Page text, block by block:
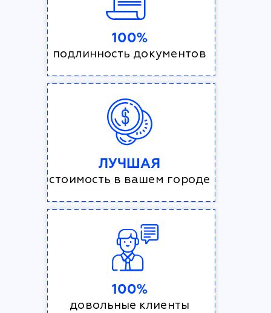
100%
подлинность документов
ЛУЧШАЯ
стоимость в вашем городе
100%
довольные клиенты